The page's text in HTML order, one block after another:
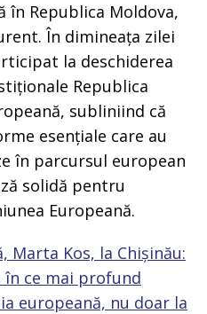
în Republica Moldova,
În dimineața zilei
la deschiderea
Republica
subliniind că
esențiale care au
în parcursul european
solidă pentru
Europeană.
Marta Kos, la Chișinău:
în ce mai profund
europeană, nu doar la